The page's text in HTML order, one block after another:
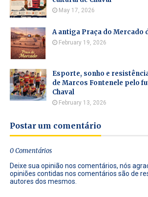
May 17, 2026
A antiga Praça do Mercado
February 19, 2026
Esporte, sonho e
de Marcos Fontenele pelo
Chaval
February 13, 2026
Postar um comentário
0 Comentários
Deixe sua opinião nos comentários, nós
opiniões contidas nos comentários são de
autores dos mesmos.